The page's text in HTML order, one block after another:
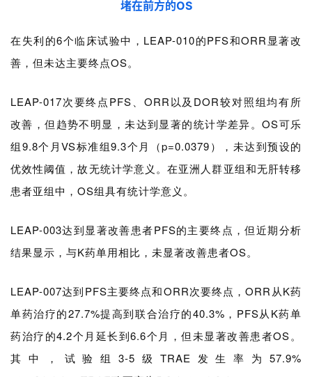
药
代
学
A
l
E
g
i
s
联
堵在前方的OS
在失利的6个临床试验中，LEAP-010的PFS和ORR显著改
善，但未达主要终点OS。
LEAP-017次要终点PFS、ORR以及DOR较对照组均有所
改善，但趋势不明显，未达到显著的统计学差异。OS可乐
组9.8个月VS标准组9.3个月（p=0.0379），未达到预设的
优效性阈值，故无统计学意义。在亚洲人群亚组和无肝转移
患者亚组中，OS组具有统计学意义。
LEAP-003达到显著改善患者PFS的主要终点，但近期分析
结果显示，与K药单用相比，未显著改善患者OS。
LEAP-007达到PFS主要终点和ORR次要终点，ORR从K药
单药治疗的27.7%提高到联合治疗的40.3%，PFS从K药单
药治疗的4.2个月延长到6.6个月，但未显著改善患者OS。
其中，试验组3-5级TRAE发生率为57.9%